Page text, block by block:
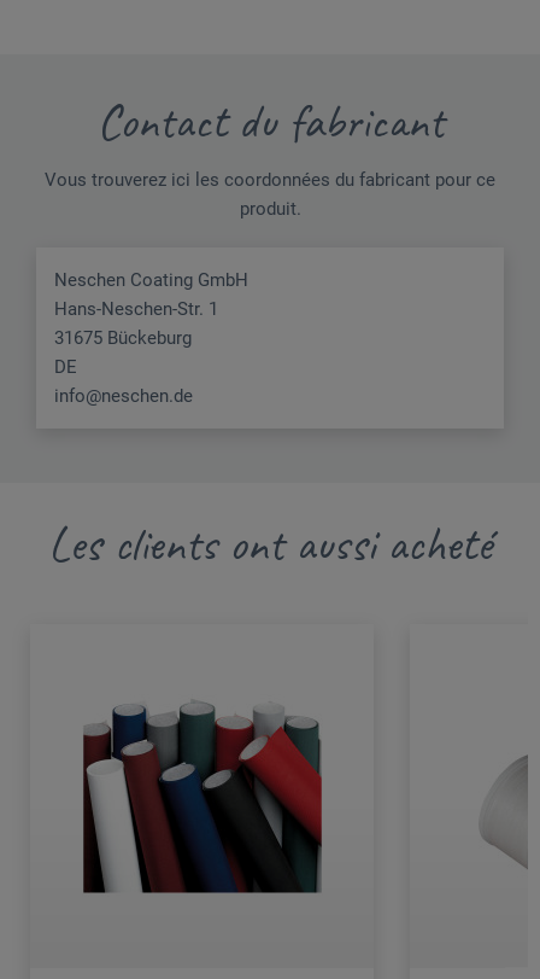
Contact du fabricant
Vous trouverez ici les coordonnées du fabricant pour ce
produit.
Neschen Coating GmbH
Hans-Neschen-Str. 1
31675 Bückeburg
DE
info@neschen.de
Les clients ont aussi acheté